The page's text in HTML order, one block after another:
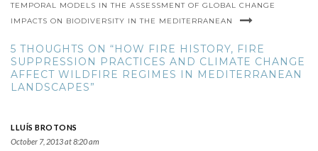
TEMPORAL MODELS IN THE ASSESSMENT OF GLOBAL CHANGE
IMPACTS ON BIODIVERSITY IN THE MEDITERRANEAN
5 THOUGHTS ON “HOW FIRE HISTORY, FIRE
SUPPRESSION PRACTICES AND CLIMATE CHANGE
AFFECT WILDFIRE REGIMES IN MEDITERRANEAN
LANDSCAPES”
LLUÍS BROTONS
October 7, 2013 at 8:20 am